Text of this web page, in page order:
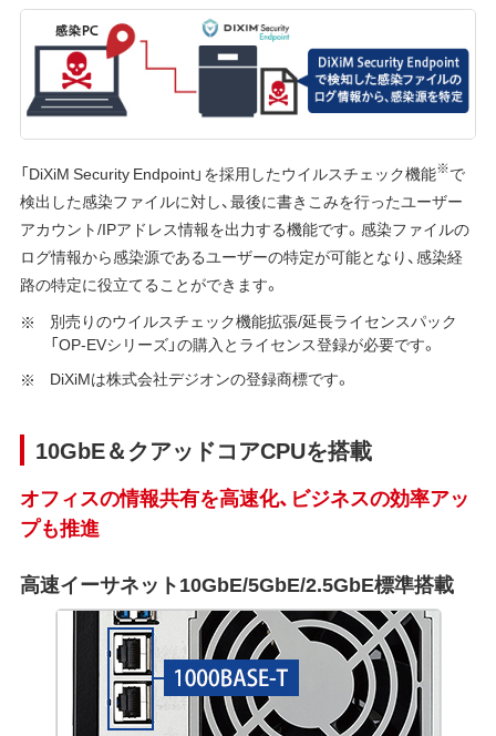
「DiXiM Security Endpoint」を採用したウイルスチェック機能※で
検出した感染ファイルに対し、最後に書きこみを行ったユーザー
アカウント/IPアドレス情報を出力する機能です。感染ファイルの
ログ情報から感染源であるユーザーの特定が可能となり、感染経
路の特定に役立てることができます。
別売りのウイルスチェック機能拡張/延長ライセンスパック
「OP-EVシリーズ」の購入とライセンス登録が必要です。
DiXiMは株式会社デジオンの登録商標です。
10GbE＆クアッドコアCPUを搭載
オフィスの情報共有を高速化、ビジネスの効率アッ
プも推進
高速イーサネット10GbE/5GbE/2.5GbE標準搭載